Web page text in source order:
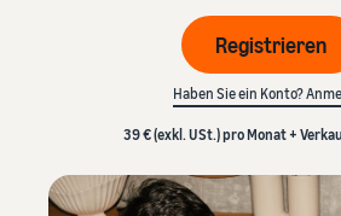
Verkaufstarif wählen
Übersicht über die
Auftragsabwicklung
Versand durch Amazon
Lagern Sie Versand
Kundenservice aus
Sie mehr
Preisgestaltung
Informieren
Lernen
English
Deutsch
Registrieren
Haben Sie ein Konto?
39 € (exkl. USt.) pro Monat +